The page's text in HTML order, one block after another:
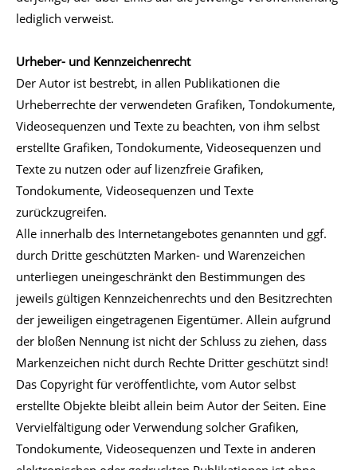
lediglich verweist.
Urheber- und Kennzeichenrecht
Der Autor ist bestrebt, in allen Publikationen die
Urheberrechte der verwendeten Grafiken, Tondokumente,
Videosequenzen und Texte zu beachten, von ihm selbst
erstellte Grafiken, Tondokumente, Videosequenzen und
Texte zu nutzen oder auf lizenzfreie Grafiken,
Tondokumente, Videosequenzen und Texte
zurückzugreifen.
Alle innerhalb des Internetangebotes genannten und ggf.
durch Dritte geschützten Marken- und Warenzeichen
unterliegen uneingeschränkt den Bestimmungen des
jeweils gültigen Kennzeichenrechts und den Besitzrechten
der jeweiligen eingetragenen Eigentümer. Allein aufgrund
der bloßen Nennung ist nicht der Schluss zu ziehen, dass
Markenzeichen nicht durch Rechte Dritter geschützt sind!
Das Copyright für veröffentlichte, vom Autor selbst
erstellte Objekte bleibt allein beim Autor der Seiten. Eine
Vervielfältigung oder Verwendung solcher Grafiken,
Tondokumente, Videosequenzen und Texte in anderen